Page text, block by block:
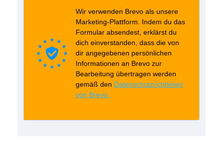
Wir verwenden Brevo als unsere
Marketing-Plattform. Indem du das
Formular absendest, erklärst du
dich einverstanden, dass die von
dir angegebenen persönlichen
Informationen an Brevo zur
Bearbeitung übertragen werden
gemäß den Datenschutzrichtlinien
von Brevo.